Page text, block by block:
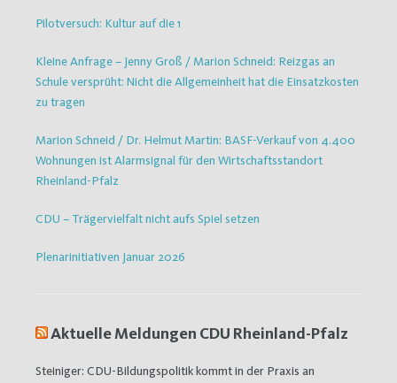
Pilotversuch: Kultur auf die 1
Kleine Anfrage – Jenny Groß / Marion Schneid: Reizgas an
Schule versprüht: Nicht die Allgemeinheit hat die Einsatzkosten
zu tragen
Marion Schneid / Dr. Helmut Martin: BASF-Verkauf von 4.400
Wohnungen ist Alarmsignal für den Wirtschaftsstandort
Rheinland-Pfalz
CDU – Trägervielfalt nicht aufs Spiel setzen
Plenarinitiativen Januar 2026
Aktuelle Meldungen CDU Rheinland-Pfalz
Steiniger: CDU-Bildungspolitik kommt in der Praxis an